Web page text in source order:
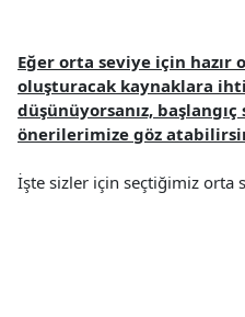
Eğer orta seviye için hazır
oluşturacak kaynaklara
düşünüyorsanız,
önerilerimize göz
İşte sizler için seçtiğimiz orta